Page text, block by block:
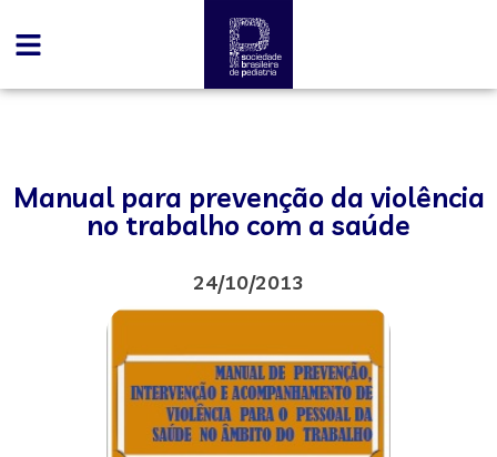
Manual para prevenção da violência
no trabalho com a saúde
24/10/2013